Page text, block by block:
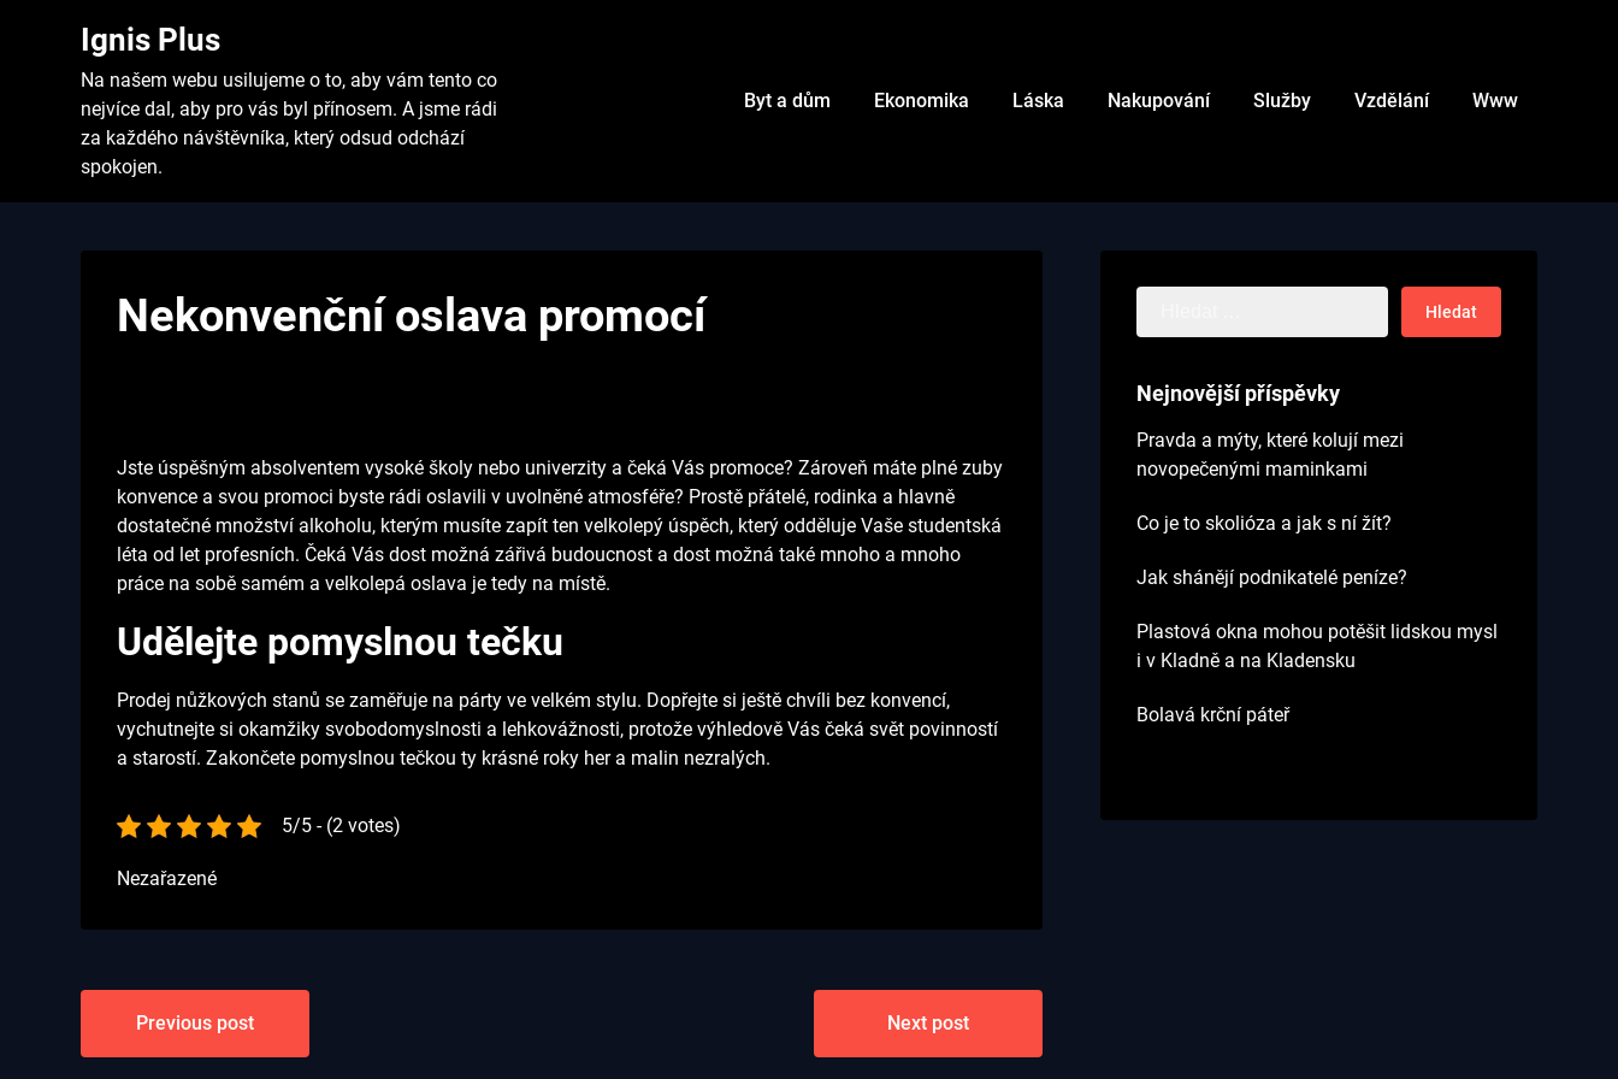
Ignis Plus
Na našem webu usilujeme o to, aby vám tento co
nejvíce dal, aby pro vás byl přínosem. A jsme rádi
za každého návštěvníka, který odsud odchází
spokojen.
Byt a dům Ekonomika Láska Nakupování Služby Vzdělání Www
Nekonvenční oslava promocí
Jste úspěšným absolventem vysoké školy nebo univerzity a čeká Vás promoce? Zároveň máte plné zuby
konvence a svou promoci byste rádi oslavili v uvolněné atmosféře? Prostě přátelé, rodinka a hlavně
dostatečné množství alkoholu, kterým musíte zapít ten velkolepý úspěch, který odděluje Vaše studentská
léta od let profesních. Čeká Vás dost možná zářivá budoucnost a dost možná také mnoho a mnoho
práce na sobě samém a velkolepá oslava je tedy na místě.
Udělejte pomyslnou tečku
Prodej nůžkových stanů se zaměřuje na párty ve velkém stylu. Dopřejte si ještě chvíli bez konvencí,
vychutnejte si okamžiky svobodomyslnosti a lehkovážnosti, protože výhledově Vás čeká svět povinností
a starostí. Zakončete pomyslnou tečkou ty krásné roky her a malin nezralých.
5/5 - (2 votes)
Nezařazené
Navigace
pro
Previous post Next post
Nejnovější příspěvky
Pravda a mýty, které kolují mezi
novopečenými maminkami
Co je to skolióza a jak s ní žít?
Jak shánějí podnikatelé peníze?
Plastová okna mohou potěšit lidskou mysl
i v Kladně a na Kladensku
Bolavá krční páteř